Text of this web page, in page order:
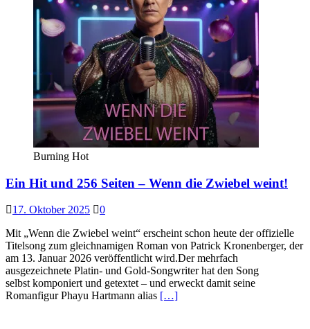
Burning Hot
Ein Hit und 256 Seiten – Wenn die Zwiebel weint!
17. Oktober 2025
0
Mit „Wenn die Zwiebel weint“ erscheint schon heute der offizielle
Titelsong zum gleichnamigen Roman von Patrick Kronenberger, der
am 13. Januar 2026 veröffentlicht wird.Der mehrfach
ausgezeichnete Platin- und Gold-Songwriter hat den Song
selbst komponiert und getextet – und erweckt damit seine
Romanfigur Phayu Hartmann alias […]